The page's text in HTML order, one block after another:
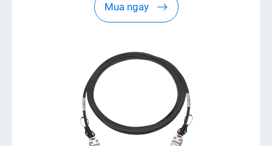
Mua ngay